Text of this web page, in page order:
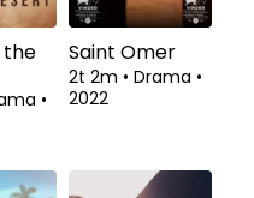
the
•
Saint Omer
2t 2m • Drama •
2022